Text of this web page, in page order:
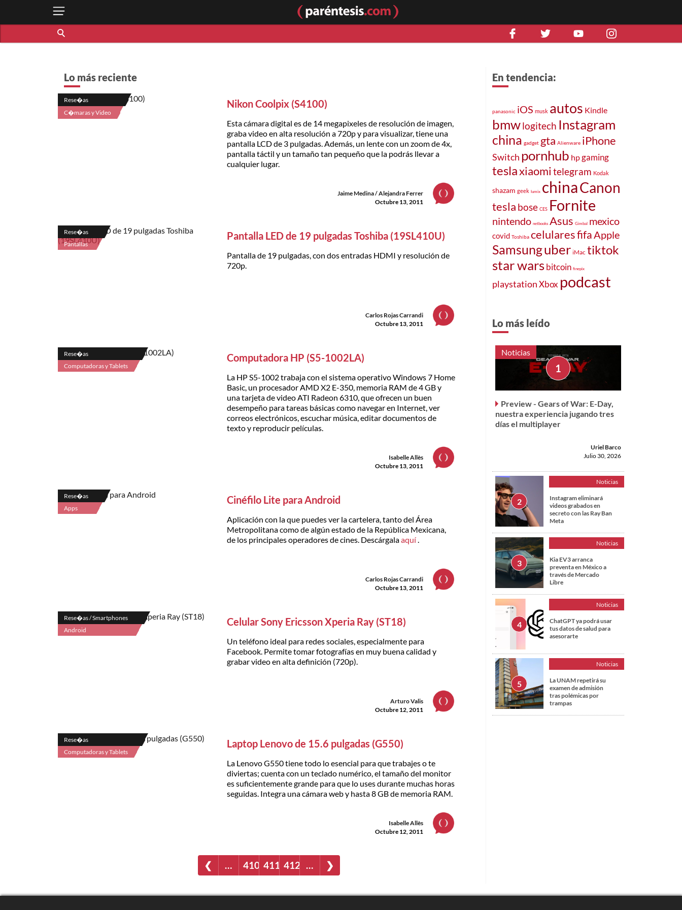
Lo más reciente
Rese�as
C�maras y Video
Nikon Coolpix (S4100)
Esta cámara digital es de 14 megapixeles de resolución de imagen,
graba video en alta resolución a 720p y para visualizar, tiene una
pantalla LCD de 3 pulgadas. Además, un lente con un zoom de 4x,
pantalla táctil y un tamaño tan pequeño que la podrás llevar a
cualquier lugar.
Jaime Medina / Alejandra Ferrer
Octubre 13, 2011
Rese�as
Pantallas
Pantalla LED de 19 pulgadas Toshiba (19SL410U)
Pantalla de 19 pulgadas, con dos entradas HDMI y resolución de
720p.
Carlos Rojas Carrandi
Octubre 13, 2011
Rese�as
Computadoras y Tablets
Computadora HP (S5-1002LA)
La HP S5-1002 trabaja con el sistema operativo Windows 7 Home
Basic, un procesador AMD X2 E-350, memoria RAM de 4 GB y
una tarjeta de video ATI Radeon 6310, que ofrecen un buen
desempeño para tareas básicas como navegar en Internet, ver
correos electrónicos, escuchar música, editar documentos de
texto y reproducir películas.
Isabelle Allès
Octubre 13, 2011
Rese�as
Apps
Cinéfilo Lite para Android
Aplicación con la que puedes ver la cartelera, tanto del Área
Metropolitana como de algún estado de la República Mexicana,
de los principales operadores de cines. Descárgalaaquí.
Carlos Rojas Carrandi
Octubre 13, 2011
Rese�as / Smartphones
Android
Celular Sony Ericsson Xperia Ray (ST18)
Un teléfono ideal para redes sociales, especialmente para
Facebook. Permite tomar fotografías en muy buena calidad y
grabar video en alta definición (720p).
Arturo Valis
Octubre 12, 2011
Rese�as
Computadoras y Tablets
Laptop Lenovo de 15.6 pulgadas (G550)
La Lenovo G550 tiene todo lo esencial para que trabajes o te
diviertas; cuenta con un teclado numérico, el tamaño del monitor
es suficientemente grande para que lo uses durante muchas horas
seguidas. Integra una cámara web y hasta 8 GB de memoria RAM.
Isabelle Allès
Octubre 12, 2011
❮ … 410 411 412 … ❯
En tendencia:
panasonic iOS musk autos Kindle
bmwlogitech Instagram
china gadget gta Alienware iPhone
Switch pornhub hp gaming
teslaxiaomitelegram Kodak
shazam geek lumix chinaCanon
tesla bose CES Fornite
nintendo netbooks Asus Gimbal mexico
covid Toshiba celularesfifaApple
Samsunguber iMac tiktok
star warsbitcoin finepix
playstationXbox podcast
Lo más leído
Noticias
Preview - Gears of War: E-Day,
nuestra experiencia jugando tres
días el multiplayer
Uriel Barco
Julio 30, 2026
Noticias
Instagram eliminará
videos grabados en
secreto con las Ray Ban
Meta
Noticias
Kia EV3 arranca
preventa en México a
través de Mercado
Libre
Noticias
ChatGPT ya podrá usar
tus datos de salud para
asesorarte
Noticias
La UNAM repetirá su
examen de admisión
tras polémicas por
trampas